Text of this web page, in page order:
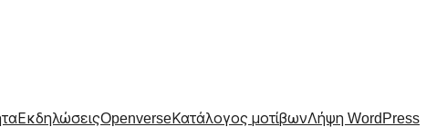
ΕκδηλώσειςOpenverseΚατάλογος μοτίβωνΛήψη WordPress